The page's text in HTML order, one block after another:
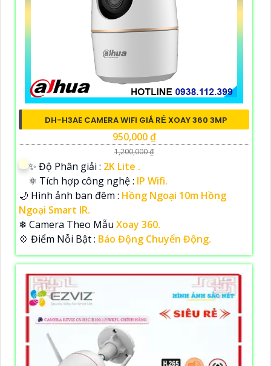
DH-H3AE CAMERA WIFI GIÁ RẺ XOAY 360 3MP
950,000 ₫
1,200,000 ₫
✨ Độ Phân giải : 2K Lite .
⚛️ Tích hợp công nghệ : IP Wifi.
🌙 Hình ảnh ban đêm : Hồng Ngoại 10m Hồng
Ngoại Smart IR.
❄ Camera Theo Mẫu Xoay 360.
️💠 Điểm Nỗi Bật : Báo Động Chuyển Động.